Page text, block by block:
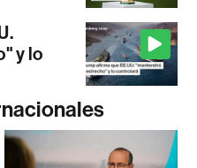
y lo